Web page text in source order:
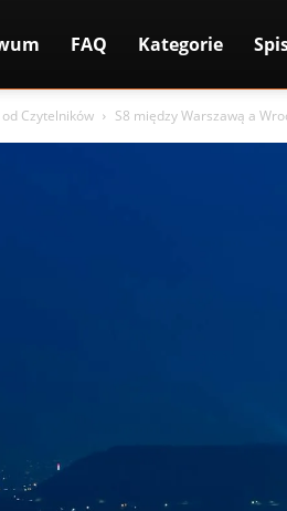
FAQ Kategorie
Czytelników S8 między Warszawą a